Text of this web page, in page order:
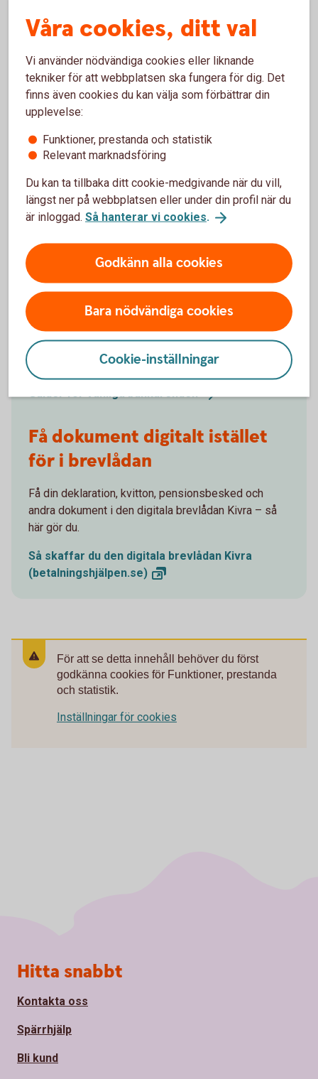
Rösten i telefonen bekräftar att du är identifierad
Gör bankärenden i din dator,
telefon eller surfplatta
Swisha barnbarnen, flytta pengar mellan konton, lägg
tidningen på autogiro, få elräkningen som e-faktura –
så här gör du.
Guider för vanligabankärenden
Få dokument digitalt istället
för i brevlådan
Få din deklaration, kvitton, pensionsbesked och
andra dokument i den digitala brevlådan Kivra – så
här gör du.
Så skaffar du den digitala brevlådan Kivra
(betalningshjälpen.se)
Guida dig själv
– steg för steg
För att se detta innehåll behöver du först
godkänna cookies för Funktioner, prestanda
och statistik.
Inställningar för cookies
Våra cookies, ditt val
Vi använder nödvändiga cookies eller liknande
tekniker för att webbplatsen ska fungera för dig. Det
finns även cookies du kan välja som förbättrar din
upplevelse:
Funktioner, prestanda och statistik
Relevant marknadsföring
Du kan ta tillbaka ditt cookie-medgivande när du vill,
längst ner på webbplatsen eller under din profil när du
är inloggad. Så hanterar vi cookies.
Godkänn alla cookies
Bara nödvändiga cookies
Cookie-inställningar
Sidfot
Hitta snabbt
Kontakta oss
Spärrhjälp
Bli kund